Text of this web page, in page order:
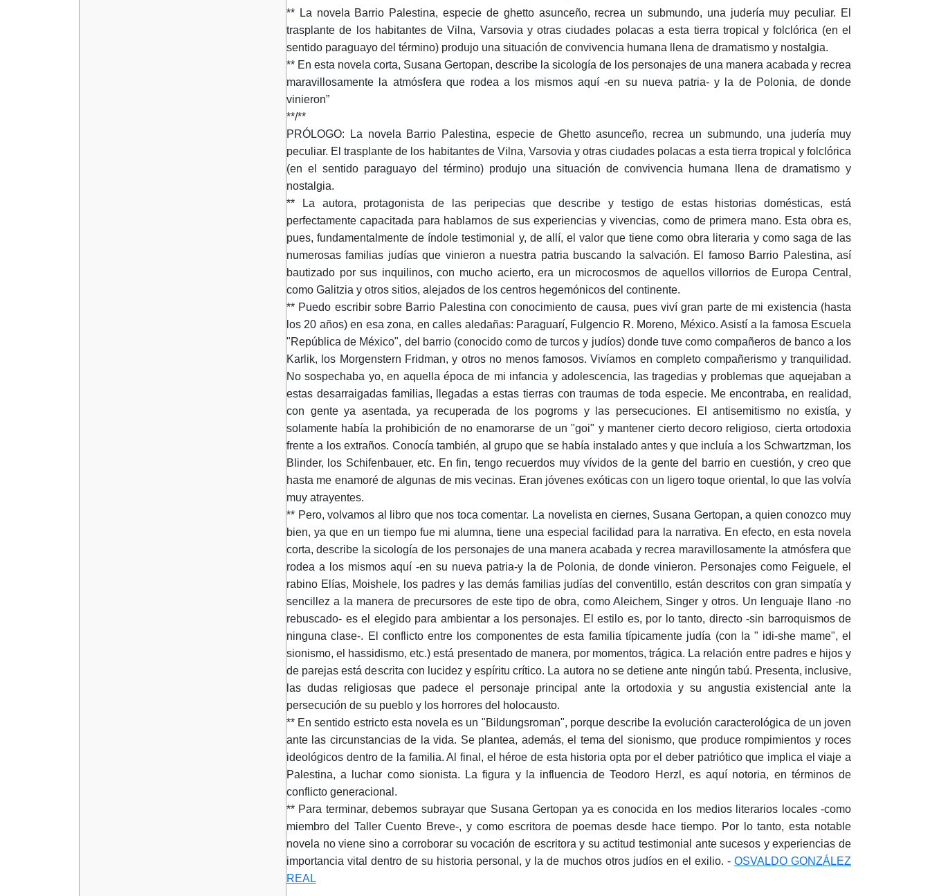
** La novela Barrio Palestina, especie de ghetto asunceño, recrea un submundo, una judería muy peculiar. El
trasplante de los habitantes de Vilna, Varsovia y otras ciudades polacas a esta tierra tropical y folclórica (en el
sentido paraguayo del término) produjo una situación de convivencia humana llena de dramatismo y nostalgia.
** En esta novela corta, Susana Gertopan, describe la sicología de los personajes de una manera acabada y recrea
maravillosamente la atmósfera que rodea a los mismos aquí -en su nueva patria- y la de Polonia, de donde
vinieron”
**/**
PRÓLOGO: La novela Barrio Palestina, especie de Ghetto asunceño, recrea un submundo, una judería muy
peculiar. El trasplante de los habitantes de Vilna, Varsovia y otras ciudades polacas a esta tierra tropical y folclórica
(en el sentido paraguayo del término) produjo una situación de convivencia humana llena de dramatismo y
nostalgia.
** La autora, protagonista de las peripecias que describe y testigo de estas historias domésticas, está
perfectamente capacitada para hablarnos de sus experiencias y vivencias, como de primera mano. Esta obra es,
pues, fundamentalmente de índole testimonial y, de allí, el valor que tiene como obra literaria y como saga de las
numerosas familias judías que vinieron a nuestra patria buscando la salvación. El famoso Barrio Palestina, así
bautizado por sus inquilinos, con mucho acierto, era un microcosmos de aquellos villorrios de Europa Central,
como Galitzia y otros sitios, alejados de los centros hegemónicos del continente.
** Puedo escribir sobre Barrio Palestina con conocimiento de causa, pues viví gran parte de mi existencia (hasta
los 20 años) en esa zona, en calles aledañas: Paraguarí, Fulgencio R. Moreno, México. Asistí a la famosa Escuela
"República de México", del barrio (conocido como de turcos y judíos) donde tuve como compañeros de banco a los
Karlik, los Morgenstern Fridman, y otros no menos famosos. Vivíamos en completo compañerismo y tranquilidad.
No sospechaba yo, en aquella época de mi infancia y adolescencia, las tragedias y problemas que aquejaban a
estas desarraigadas familias, llegadas a estas tierras con traumas de toda especie. Me encontraba, en realidad,
con gente ya asentada, ya recuperada de los pogroms y las persecuciones. El antisemitismo no existía, y
solamente había la prohibición de no enamorarse de un "goi" y mantener cierto decoro religioso, cierta ortodoxia
frente a los extraños. Conocía también, al grupo que se había instalado antes y que incluía a los Schwartzman, los
Blinder, los Schifenbauer, etc. En fin, tengo recuerdos muy vívidos de la gente del barrio en cuestión, y creo que
hasta me enamoré de algunas de mis vecinas. Eran jóvenes exóticas con un ligero toque oriental, lo que las volvía
muy atrayentes.
** Pero, volvamos al libro que nos toca comentar. La novelista en ciernes, Susana Gertopan, a quien conozco muy
bien, ya que en un tiempo fue mi alumna, tiene una especial facilidad para la narrativa. En efecto, en esta novela
corta, describe la sicología de los personajes de una manera acabada y recrea maravillosamente la atmósfera que
rodea a los mismos aquí -en su nueva patria-y la de Polonia, de donde vinieron. Personajes como Feiguele, el
rabino Elías, Moishele, los padres y las demás familias judías del conventillo, están descritos con gran simpatía y
sencillez a la manera de precursores de este tipo de obra, como Aleichem, Singer y otros. Un lenguaje llano -no
rebuscado- es el elegido para ambientar a los personajes. El estilo es, por lo tanto, directo -sin barroquismos de
ninguna clase-. El conflicto entre los componentes de esta familia típicamente judía (con la " idi-she mame", el
sionismo, el hassidismo, etc.) está presentado de manera, por momentos, trágica. La relación entre padres e hijos y
de parejas está descrita con lucidez y espíritu crítico. La autora no se detiene ante ningún tabú. Presenta, inclusive,
las dudas religiosas que padece el personaje principal ante la ortodoxia y su angustia existencial ante la
persecución de su pueblo y los horrores del holocausto.
** En sentido estricto esta novela es un "Bildungsroman", porque describe la evolución caracterológica de un joven
ante las circunstancias de la vida. Se plantea, además, el tema del sionismo, que produce rompimientos y roces
ideológicos dentro de la familia. Al final, el héroe de esta historia opta por el deber patriótico que implica el viaje a
Palestina, a luchar como sionista. La figura y la influencia de Teodoro Herzl, es aquí notoria, en términos de
conflicto generacional.
** Para terminar, debemos subrayar que Susana Gertopan ya es conocida en los medios literarios locales -como
miembro del Taller Cuento Breve-, y como escritora de poemas desde hace tiempo. Por lo tanto, esta notable
novela no viene sino a corroborar su vocación de escritora y su actitud testimonial ante sucesos y experiencias de
importancia vital dentro de su historia personal, y la de muchos otros judíos en el exilio. - OSVALDO GONZÁLEZ
REAL